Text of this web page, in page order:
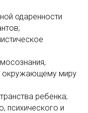
одаренности
окружающему миру
ребенка;
психического и